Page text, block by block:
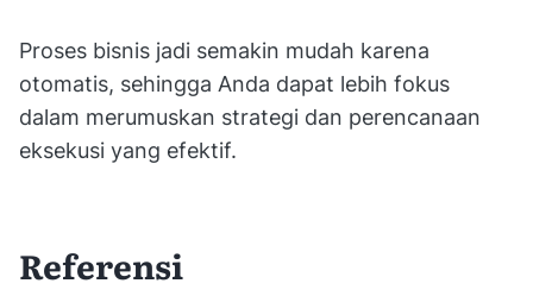
Proses bisnis jadi semakin mudah karena
otomatis, sehingga Anda dapat lebih fokus
dalam merumuskan strategi dan perencanaan
eksekusi yang efektif.
Referensi